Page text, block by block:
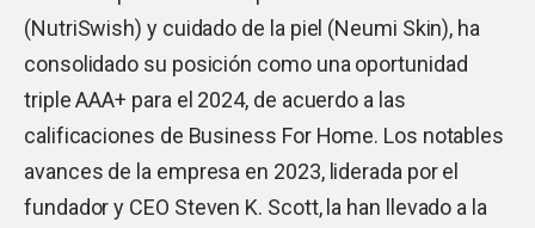
(NutriSwish) y cuidado de la piel (Neumi Skin), ha
consolidado su posición como una oportunidad
triple AAA+ para el 2024, de acuerdo a las
calificaciones de Business For Home. Los notables
avances de la empresa en 2023, liderada por el
fundador y CEO Steven K. Scott, la han llevado a la